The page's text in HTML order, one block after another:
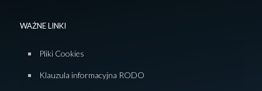
WAŻNE LINKI
Pliki Cookies
Klauzula informacyjna RODO